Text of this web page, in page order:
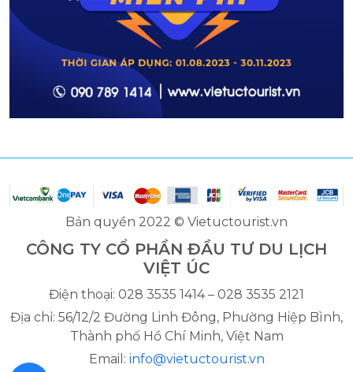
Bản quyền 2022 © Vietuctourist.vn
CÔNG TY CỔ PHẦN ĐẦU TƯ DU LỊCH
VIỆT ÚC
Điện thoại: 028 3535 1414 – 028 3535 2121
Địa chỉ: 56/12/2 Đường Linh Đông, Phường Hiệp Bình,
Thành phố Hồ Chí Minh, Việt Nam
Email: info@vietuctourist.vn